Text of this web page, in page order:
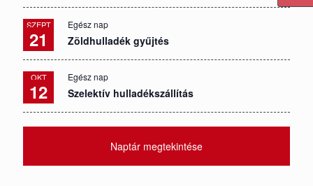
SZEPT
21
Egész nap
Zöldhulladék gyűjtés
OKT
12
Egész nap
Szelektív hulladékszállítás
Naptár megtekintése